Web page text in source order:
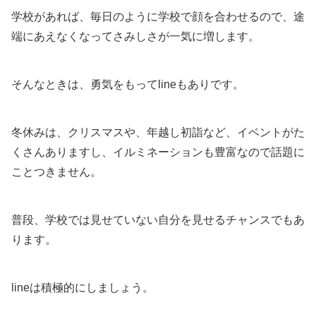
学校があれば、毎日のように学校で顔を合わせるので、途
端にあえなくなってさみしさが一気に増します。
そんなときは、勇気をもってlineもありです。
冬休みは、クリスマスや、年越し初詣など、イベントがた
くさんありますし、イルミネーションも豊富なので話題に
ことつきません。
普段、学校では見せていない自分を見せるチャンスでもあ
ります。
lineは積極的にしましょう。